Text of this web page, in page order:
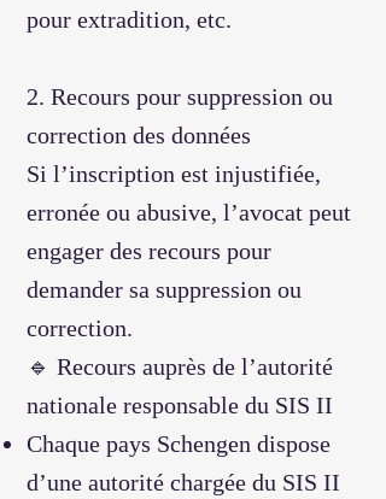
pour extradition, etc.
2. Recours pour suppression ou
correction des données
Si l’inscription est injustifiée,
erronée ou abusive, l’avocat peut
engager des recours pour
demander sa suppression ou
correction.
🔹 Recours auprès de l’autorité
nationale responsable du SIS II
Chaque pays Schengen dispose
d’une autorité chargée du SIS II